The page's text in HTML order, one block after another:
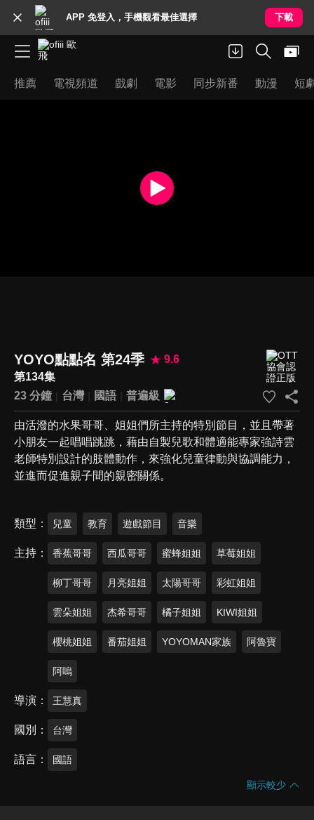
APP 免登入，手機觀看最佳選擇 下載
推薦 電視頻道 戲劇 電影 同步新番 動漫 短
YOYO點點名 第24季
9.6
第134集
23 分鐘
台灣 國語 普遍級
由活潑的水果哥哥、姐姐們所主持的特別節目，並且帶著
小朋友一起唱唱跳跳，藉由自製兒歌和體適能專家強詩雲
老師特別設計的肢體動作，來強化兒童律動與協調能力，
並進而促進親子間的親密關係。
類型 兒童 教育 遊戲節目 音樂
主持 香蕉哥哥 西瓜哥哥 蜜蜂姐姐 草莓姐姐
柳丁哥哥 月亮姐姐 太陽哥哥 彩虹姐姐
雲朵姐姐 杰希哥哥 橘子姐姐 KIWI姐姐
櫻桃姐姐 番茄姐姐 YOYOMAN家族 阿魯寶
阿嗚
導演 王慧真
國別 台灣
語言 國語
顯示較少